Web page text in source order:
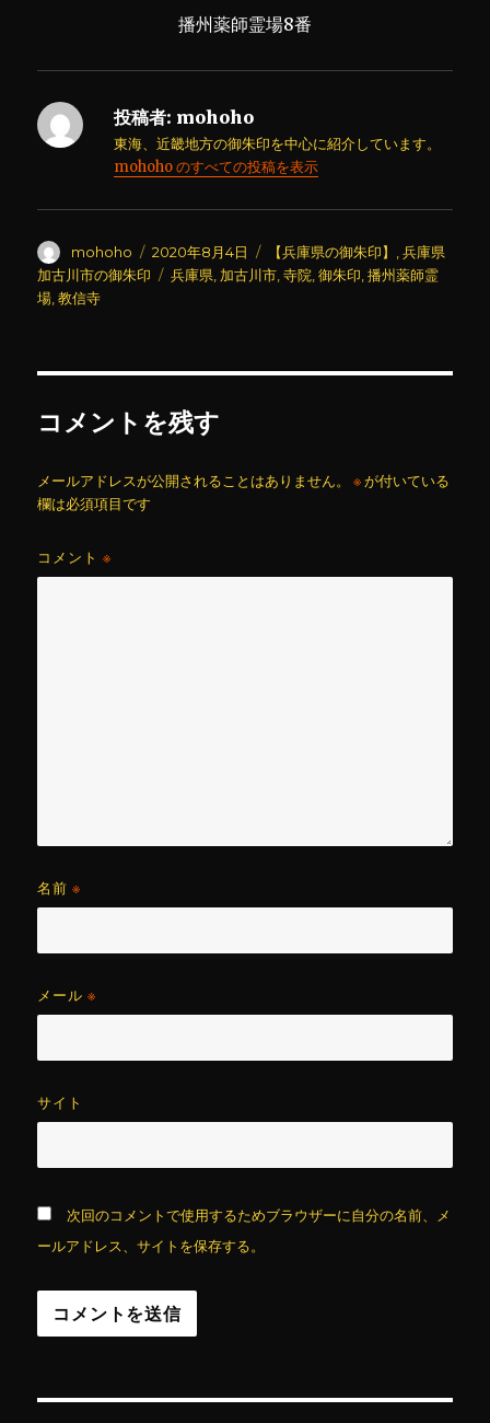
播州薬師霊場8番
投稿者: mohoho
東海、近畿地方の御朱印を中心に紹介しています。
mohoho のすべての投稿を表示
投
稿
者
mohoho
投
稿
2020年8月4日
カ
テ
【兵庫県の御朱印】 ,兵庫県
加古川市の御朱印
タ
兵庫県 加古川市 ,寺院 ,御朱印 ,播州薬師霊
場 ,教信寺
コメントを残す
メールアドレスが公開されることはありません。 ※が付いている
欄は必須項目です
コメント※
名前※
メール※
サイト
次回のコメントで使用するためブラウザーに自分の名前、メ
ールアドレス、サイトを保存する。